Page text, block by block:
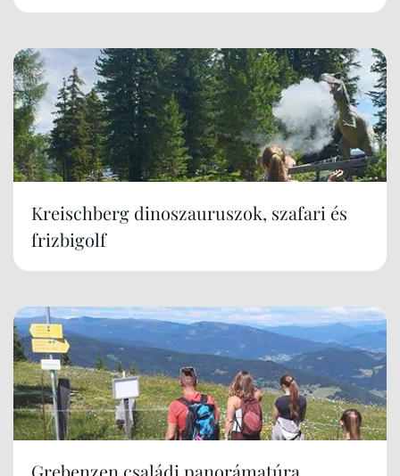
Kreischberg dinoszauruszok, szafari és
frizbigolf
Grebenzen családi panorámatúra